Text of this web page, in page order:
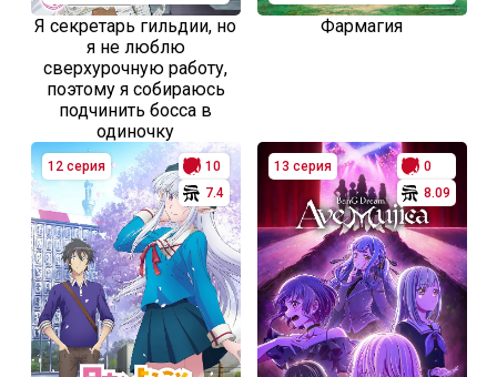
Я секретарь гильдии, но
я не люблю
сверхурочную работу,
поэтому я собираюсь
подчинить босса в
одиночку
Фармагия
12 серия
10
7.4
13 серия
0
8.09